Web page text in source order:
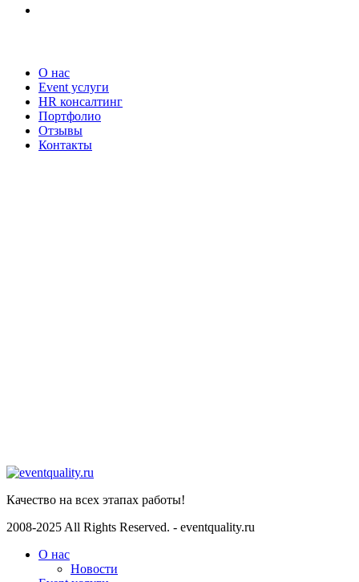
О нас
Event услуги
HR консалтинг
Портфолио
Отзывы
Контакты
Качество на всех этапах работы!
2008-2025 All Rights Reserved. - eventquality.ru
О нас
Новости